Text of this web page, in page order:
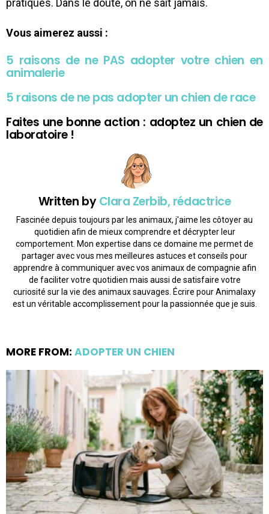
pratiques. Dans le doute, on ne sait jamais.
Vous aimerez aussi :
5 raisons de ne PAS adopter votre chien en
animalerie
5 raisons de ne pas adopter un chien de race
Faites une bonne action : adoptez un chien de
laboratoire !
Written byClara Zerbib, rédactrice
Fascinée depuis toujours par les animaux, j'aime les côtoyer au
quotidien afin de mieux comprendre et décrypter leur
comportement. Mon expertise dans ce domaine me permet de
partager avec vous mes meilleures astuces et conseils pour
apprendre à communiquer avec vos animaux de compagnie afin
de faciliter votre quotidien mais aussi de satisfaire votre
curiosité sur la vie des animaux sauvages. Écrire pour Animalaxy
est un véritable accomplissement pour la passionnée que je suis.
MORE FROM: ADOPTER UN CHIEN